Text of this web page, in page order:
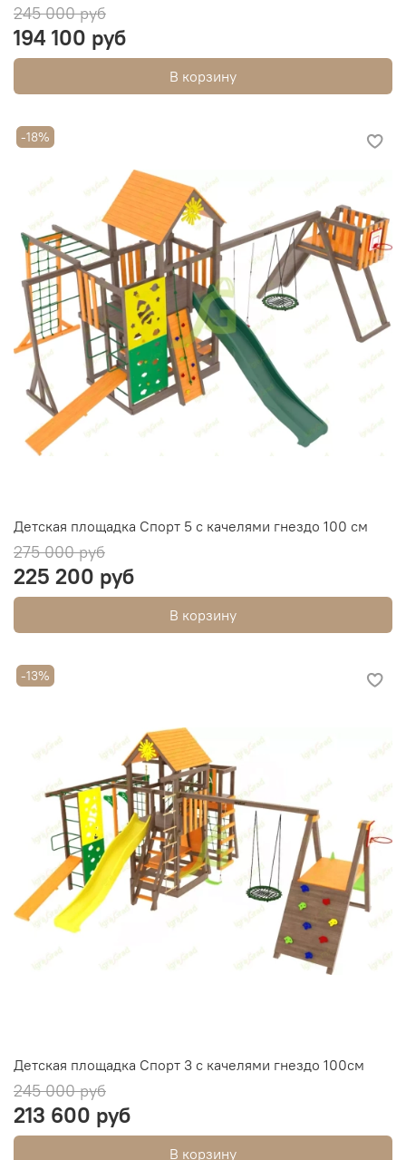
245 000 руб
194 100 руб
В корзину
-18%
Детская площадка Спорт 5 с качелями гнездо 100 см
275 000 руб
225 200 руб
В корзину
-13%
Детская площадка Спорт 3 с качелями гнездо 100см
245 000 руб
213 600 руб
В корзину